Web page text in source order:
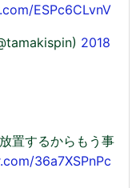
ESPc6CLvnV
2018
置するからもう事
36a7XSPnPc